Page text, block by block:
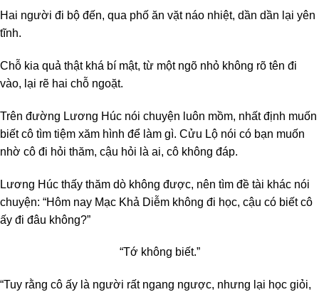
Hai người đi bộ đến, qua phố ăn vặt náo nhiệt, dần dần lại yên
tĩnh.
Chỗ kia quả thật khá bí mật, từ một ngõ nhỏ không rõ tên đi
vào, lại rẽ hai chỗ ngoặt.
Trên đường Lương Húc nói chuyện luôn mồm, nhất định muốn
biết cô tìm tiệm xăm hình để làm gì. Cửu Lộ nói có bạn muốn
nhờ cô đi hỏi thăm, cậu hỏi là ai, cô không đáp.
Lương Húc thấy thăm dò không được, nên tìm đề tài khác nói
chuyện: “Hôm nay Mạc Khả Diễm không đi học, cậu có biết cô
ấy đi đâu không?”
“Tớ không biết.”
“Tuy rằng cô ấy là người rất ngang ngược, nhưng lại học giỏi,